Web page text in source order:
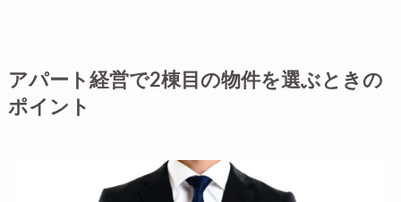
アパート経営で2棟目の物件を選ぶときの
ポイント